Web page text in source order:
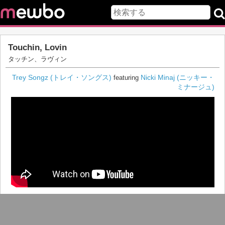
Touchin, Lovin
タッチン、ラヴィン
Trey Songz (トレイ・ソングス) featuring Nicki Minaj (ニッキー・
ミナージュ)